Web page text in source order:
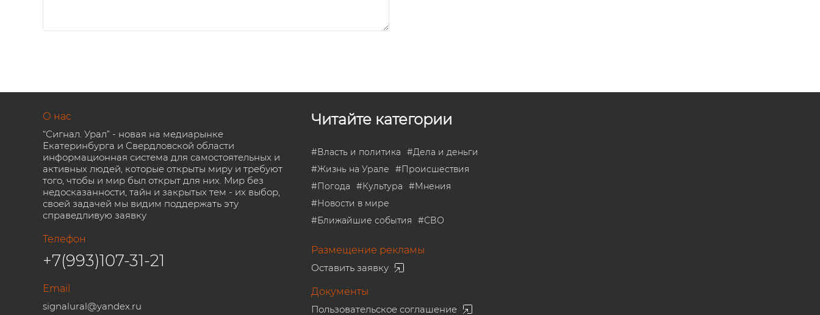
О нас
“Сигнал. Урал” - новая на медиарынке
Екатеринбурга и Свердловской области
информационная система для самостоятельных и
активных людей, которые открыты миру и требуют
того, чтобы и мир был открыт для них. Мир без
недосказанности, тайн и закрытых тем - их выбор,
своей задачей мы видим поддержать эту
справедливую заявку
Телефон
+7(993)107-31-21
Email
signalural@yandex.ru
Читайте категории
#Власть и политика #Дела и деньги
#Жизнь на Урале #Происшествия
#Погода #Культура #Мнения
#Новости в мире
#Ближайшие события #СВО
Размещение рекламы
Оставить заявку
Документы
Пользовательское соглашение